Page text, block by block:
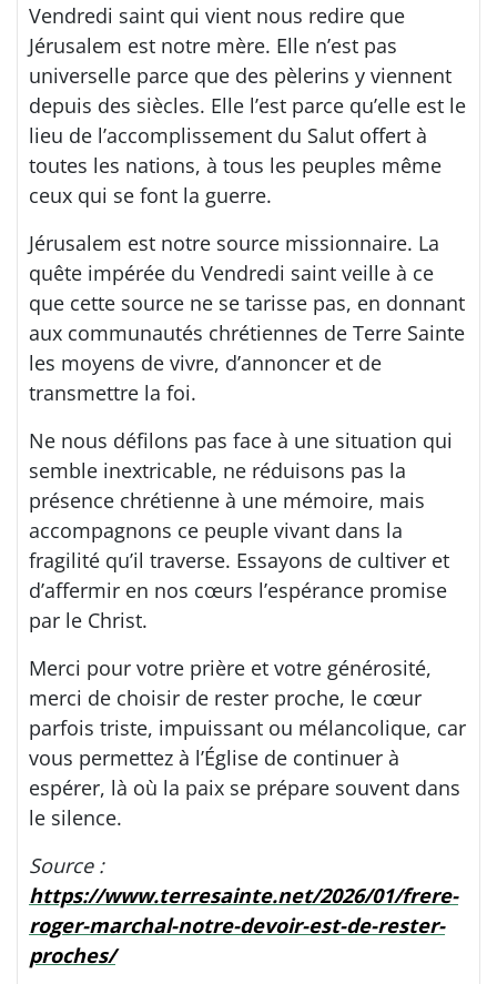
Vendredi saint qui vient nous redire que
Jérusalem est notre mère. Elle n’est pas
universelle parce que des pèlerins y viennent
depuis des siècles. Elle l’est parce qu’elle est le
lieu de l’accomplissement du Salut offert à
toutes les nations, à tous les peuples même
ceux qui se font la guerre.
Jérusalem est notre source missionnaire. La
quête impérée du Vendredi saint veille à ce
que cette source ne se tarisse pas, en donnant
aux communautés chrétiennes de Terre Sainte
les moyens de vivre, d’annoncer et de
transmettre la foi.
Ne nous défilons pas face à une situation qui
semble inextricable, ne réduisons pas la
présence chrétienne à une mémoire, mais
accompagnons ce peuple vivant dans la
fragilité qu’il traverse. Essayons de cultiver et
d’affermir en nos cœurs l’espérance promise
par le Christ.
Merci pour votre prière et votre générosité,
merci de choisir de rester proche, le cœur
parfois triste, impuissant ou mélancolique, car
vous permettez à l’Église de continuer à
espérer, là où la paix se prépare souvent dans
le silence.
Source :
https://www.terresainte.net/2026/01/frere-
roger-marchal-notre-devoir-est-de-rester-
proches/